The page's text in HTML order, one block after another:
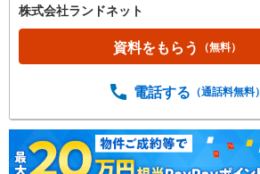
株式会社ランドネット
資料をもらう （無料）
電話する （通話料無料）